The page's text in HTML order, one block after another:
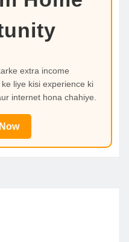
extra income
liye kisi experience ki
internet hona chahiye.